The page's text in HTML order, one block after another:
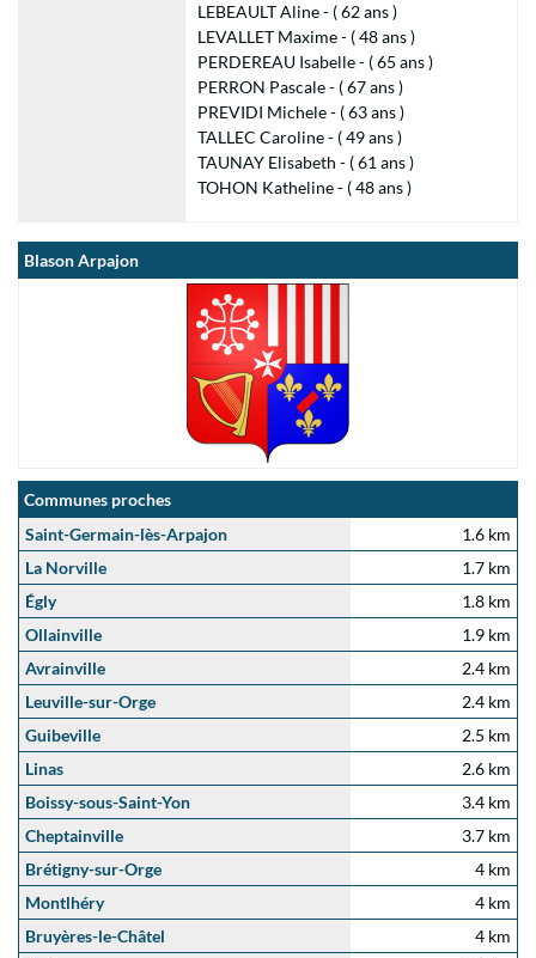
LEBEAULT Aline - ( 62 ans )
LEVALLET Maxime - ( 48 ans )
PERDEREAU Isabelle - ( 65 ans )
PERRON Pascale - ( 67 ans )
PREVIDI Michele - ( 63 ans )
TALLEC Caroline - ( 49 ans )
TAUNAY Elisabeth - ( 61 ans )
TOHON Katheline - ( 48 ans )
Blason Arpajon
Communes proches
Saint-Germain-lès-Arpajon
1.6 km
La Norville
1.7 km
Égly
1.8 km
Ollainville
1.9 km
Avrainville
2.4 km
Leuville-sur-Orge
2.4 km
Guibeville
2.5 km
Linas
2.6 km
Boissy-sous-Saint-Yon
3.4 km
Cheptainville
3.7 km
Brétigny-sur-Orge
4 km
Montlhéry
4 km
Bruyères-le-Châtel
4 km